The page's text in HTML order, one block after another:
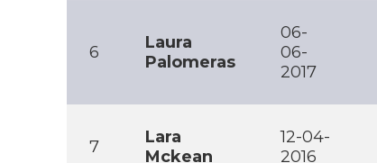
6
Laura
Palomeras
06-
06-
2017
7
Lara
Mckean
12-04-
2016